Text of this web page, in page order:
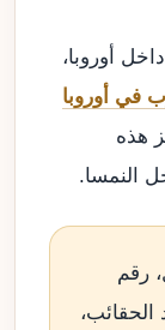
أوروبا،
في أوروبا
هذه
النمسا.
رقم